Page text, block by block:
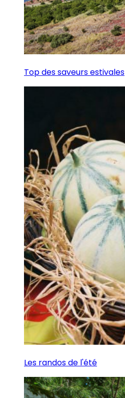
Top des saveurs estivales
Les randos de l'été